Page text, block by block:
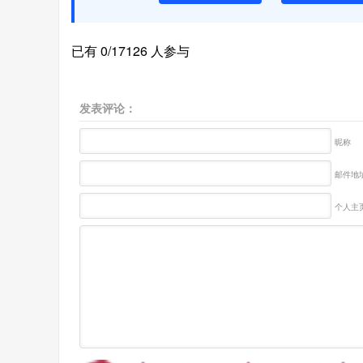
已有 0/17126 人参与
发表评论：
昵称
邮件地
个人主